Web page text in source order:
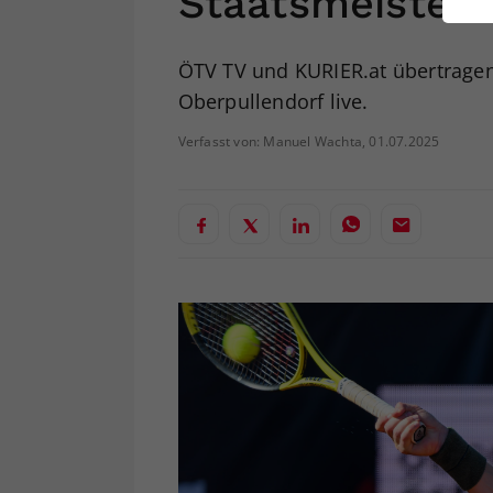
ÖTV TV und KURIER.at
Oberpullendorf live.
Verfasst von: Manuel Wachta, 01.07.2025